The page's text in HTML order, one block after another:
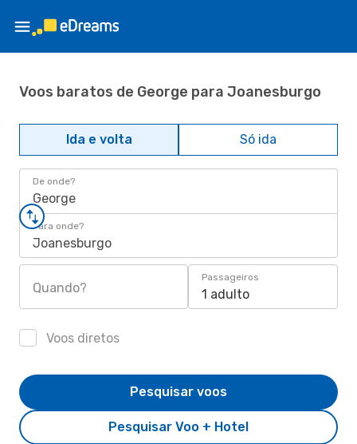
Voos baratos de George para Joanesburgo
Ida e volta Só ida
De onde?
George
Para onde?
Joanesburgo
Quando?
Passageiros
1 adulto
Voos diretos
Pesquisar Voo + Hotel
Pesquisar voos